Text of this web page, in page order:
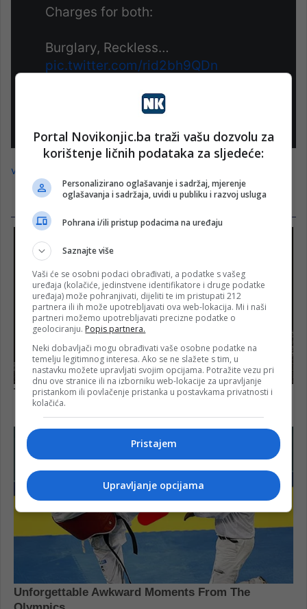
Charges for both:
Burglary, Reckless…
pic.twitter.com/rid2bh9QDn
— Oliya Scootercaster
(@ScooterCasterNY)July 1, 2026
vijesti.ba
Portal Novikonjic.ba traži vašu dozvolu za
korištenje ličnih podataka za sljedeće:
Personalizirano oglašavanje i sadržaj, mjerenje
oglašavanja i sadržaja, uvidi u publiku i razvoj usluga
Pohrana i/ili pristup podacima na uređaju
Saznajte više
Vaši će se osobni podaci obrađivati, a podatke s vašeg
uređaja (kolačiće, jedinstvene identifikatore i druge podatke
uređaja) može pohranjivati, dijeliti te im pristupati 212
partnera ili ih može upotrebljavati ova web-lokacija. Mi i naši
partneri možemo upotrebljavati precizne podatke o
geolociranju. Popis partnera.
Neki dobavljači mogu obrađivati vaše osobne podatke na
temelju legitimnog interesa. Ako se ne slažete s tim, u
nastavku možete upravljati svojim opcijama. Potražite vezu pri
dnu ove stranice ili na izborniku web-lokacije za upravljanje
pristankom ili povlačenje pristanka u postavkama privatnosti i
kolačića.
Pristajem
Upravljanje opcijama